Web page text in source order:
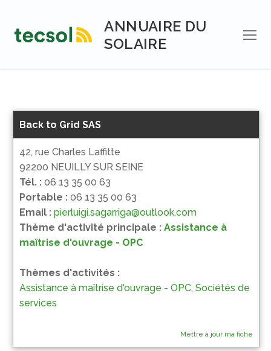
contenu
ANNUAIRE DU
SOLAIRE
Back to Grid SAS
42, rue Charles Laffitte
92200 NEUILLY SUR SEINE
Tél. : 06 13 35 00 63
Portable : 06 13 35 00 63
Email : pierluigi.sagarriga@outlook.com
Thème d'activité principale : Assistance à
maîtrise d'ouvrage - OPC
Thèmes d'activités :
Assistance à maîtrise d'ouvrage - OPC, Sociétés de
services
Mettre à jour ma fiche